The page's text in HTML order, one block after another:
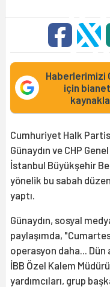
Haberlerimizi
için
Cumhuriyet Halk
Günaydın ve CHP
İstanbul Büyükşehir
yönelik bu sabah
yaptı.
Günaydın, sosyal
paylaşımda,
operasyon daha...
İBB Özel Kalem
yardımcıları, grup